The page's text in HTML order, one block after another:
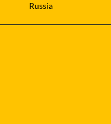
Russia